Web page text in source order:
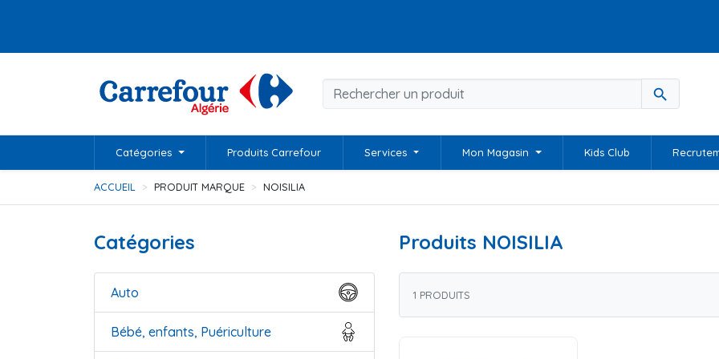
search
Catégories Produits Carrefour Services Mon Magasin Kids Club
ACCUEIL PRODUIT MARQUE NOISILIA
Catégories
Auto
Bébé, enfants, Puériculture
Produits NOISILIA
1 PRODUITS